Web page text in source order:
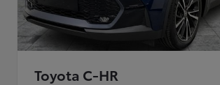
Toyota C-HR